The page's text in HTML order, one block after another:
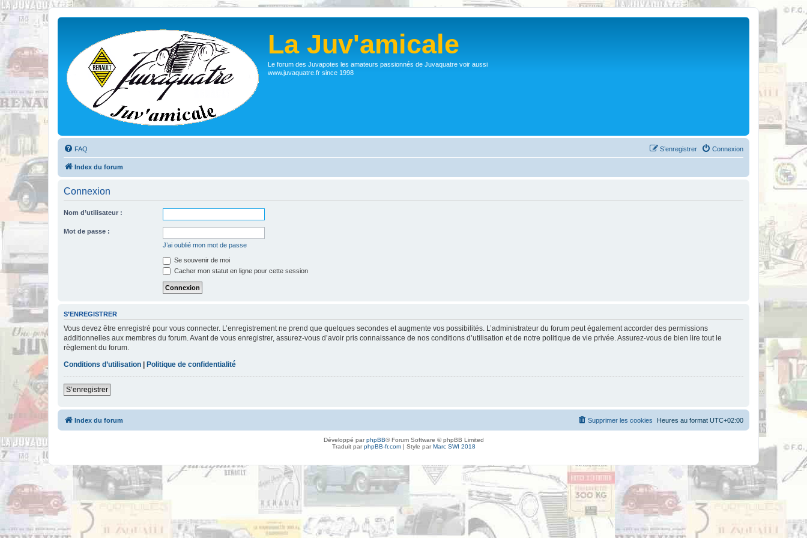
La Juv'amicale
Le forum des Juvapotes les amateurs passionnés de Juvaquatre voir aussi
www.juvaquatre.fr since 1998
FAQ Connexion
S’enregistrer
Index du forum
Connexion
Nom d’utilisateur :
Mot de passe :
J’ai oublié mon mot de passe
Se souvenir de moi
Cacher mon statut en ligne pour cette session
S’ENREGISTRER
Vous devez être enregistré pour vous connecter. L’enregistrement ne prend que quelques secondes et augmente vos possibilités. L’administrateur du forum peut également accorder des permissions
additionnelles aux membres du forum. Avant de vous enregistrer, assurez-vous d’avoir pris connaissance de nos conditions d’utilisation et de notre politique de vie privée. Assurez-vous de bien lire tout le
règlement du forum.
Conditions d’utilisation | Politique de confidentialité
S’enregistrer
Index du forum Heures au format UTC+02:00
Supprimer les cookies
Développé parphpBB® Forum Software © phpBB Limited
Traduit parphpBB-fr.com| Style parMarc SWI 2018